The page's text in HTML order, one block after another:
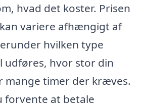
hvad det koster. Prisen
variere afhængigt af
hvilken type
udføres, hvor stor din
mange timer der kræves.
forvente at betale